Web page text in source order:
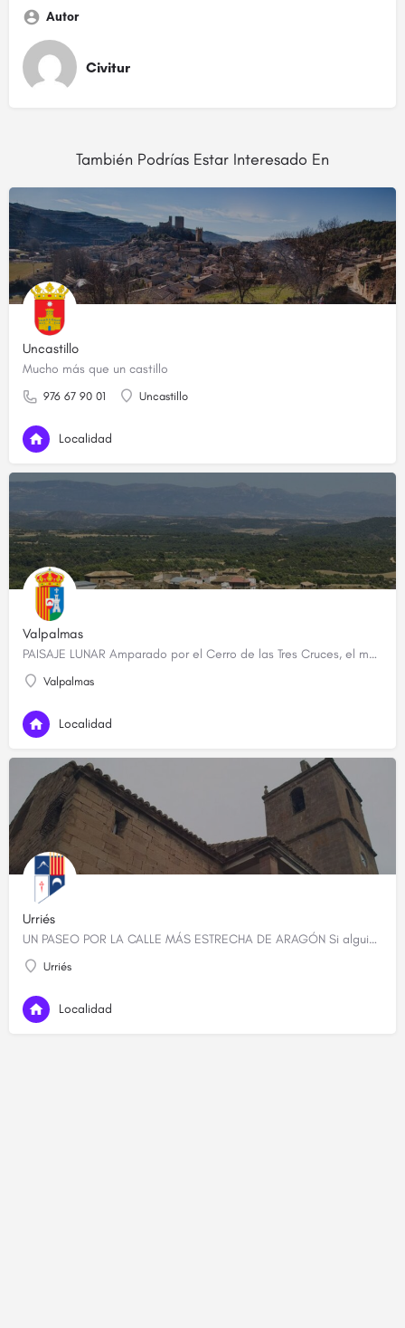
Autor
Civitur
También Podrías Estar Interesado En
Uncastillo
Mucho más que un castillo
976 67 90 01 Uncastillo
Localidad
Valpalmas
PAISAJE LUNAR Amparado por el Cerro de las Tres Cruces, el municipio de Valpalmas –situado a 70 kilometros…
Valpalmas
Localidad
Urriés
UN PASEO POR LA CALLE MÁS ESTRECHA DE ARAGÓN Si alguien quiere descubrir cuál es la calle más estrecha de…
Urriés
Localidad